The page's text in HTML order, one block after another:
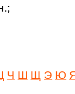
Ч Ш Щ Э Ю